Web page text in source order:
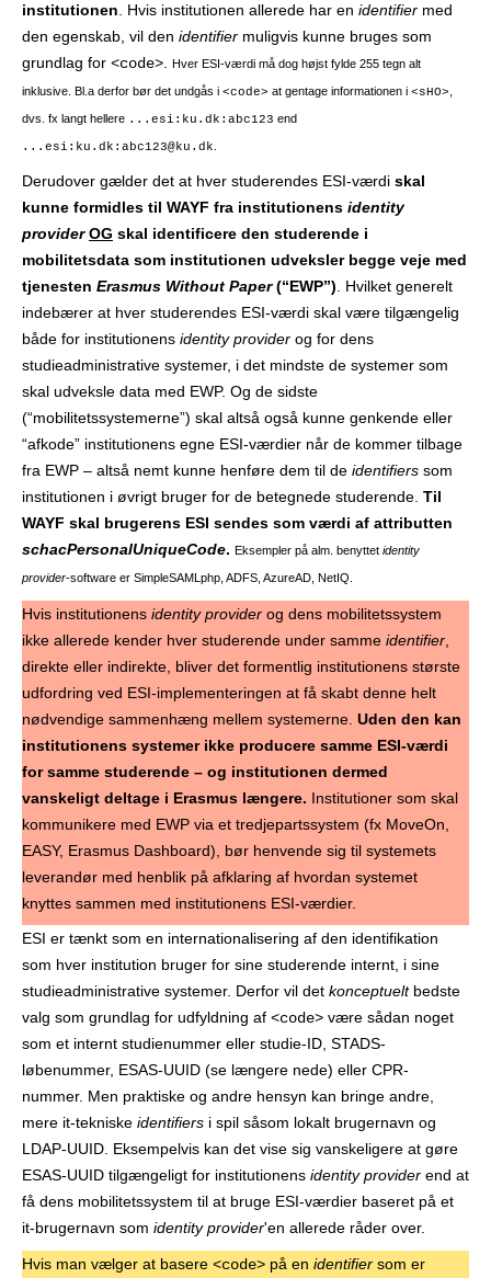
institutionen . Hvis institutionen allerede har en identifier med
den egenskab, vil den identifier muligvis kunne bruges som
grundlag for <code> Hver ESI-værdi må dog højst fylde 255 tegn alt
inklusive. Bl.a derfor bør det undgås i <code> at gentage informationen i <sHO>
dvs. fx langt hellere ...esi:ku.dk:abc123 end
...esi:ku.dk:abc123@ku.dk
Derudover gælder det at hver studerendes ESI-værdi skal
kunne formidles til WAYF fra institutionens identity
provider OG skal identificere den studerende i
mobilitetsdata som institutionen udveksler begge veje med
tjenesten Erasmus Without Paper(“EWP”). Hvilket generelt
indebærer at hver studerendes ESI-værdi skal være tilgængelig
både for institutionens identity provider og for dens
studieadministrative systemer, i det mindste de systemer som
skal udveksle data med EWP. Og de sidste
(“mobilitetssystemerne”) skal altså også kunne genkende eller
“afkode” institutionens egne ESI-værdier når de kommer tilbage
fra EWP – altså nemt kunne henføre dem til de identifiers som
institutionen i øvrigt bruger for de betegnede studerende. Til
WAYF skal brugerens ESI sendes som værdi af attributten
schacPersonalUniqueCode. Eksempler på alm. benyttet identity
provider-software er SimpleSAMLphp, ADFS, AzureAD, NetIQ.
Hvis institutionens identity provider og dens mobilitetssystem
ikke allerede kender hver studerende under samme identifier
direkte eller indirekte, bliver det formentlig institutionens største
udfordring ved ESI-implementeringen at få skabt denne helt
nødvendige sammenhæng mellem systemerne. Uden den kan
institutionens systemer ikke producere samme ESI-værdi
for samme studerende – og institutionen dermed
vanskeligt deltage i Erasmus længere. Institutioner som skal
kommunikere med EWP via et tredjepartssystem (fx MoveOn,
EASY, Erasmus Dashboard), bør henvende sig til systemets
leverandør med henblik på afklaring af hvordan systemet
knyttes sammen med institutionens ESI-værdier.
ESI er tænkt som en internationalisering af den identifikation
som hver institution bruger for sine studerende internt, i sine
studieadministrative systemer. Derfor vil det konceptueltbedste
valg som grundlag for udfyldning af <code> være sådan noget
som et internt studienummer eller studie-ID, STADS-
løbenummer, ESAS-UUID (se længere nede) eller CPR-
nummer. Men praktiske og andre hensyn kan bringe andre,
mere it-tekniske identifiers i spil såsom lokalt brugernavn og
LDAP-UUID. Eksempelvis kan det vise sig vanskeligere at gøre
ESAS-UUID tilgængeligt for institutionens identity provider end at
få dens mobilitetssystem til at bruge ESI-værdier baseret på et
it-brugernavn som identity provider'en allerede råder over.
Hvis man vælger at basere <code> på en identifier som er